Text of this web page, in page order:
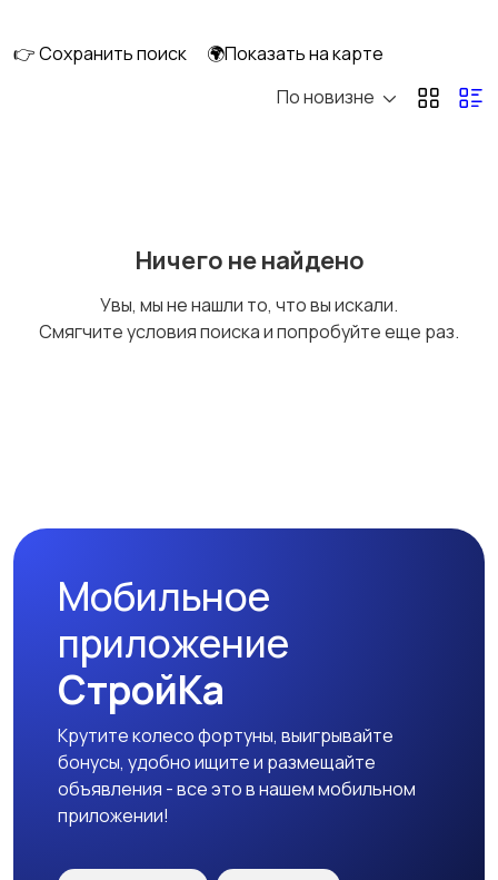
Аренда комнаты
недвижимость
👉 Сохранить поиск
🌍Показать на карте
По новизне
Ничего не найдено
Увы, мы не нашли то, что вы искали.
Смягчите условия поиска и попробуйте еще раз.
Мобильное
приложение
СтройКа
Крутите колесо фортуны, выигрывайте
бонусы, удобно ищите и размещайте
объявления - все это в нашем мобильном
приложении!